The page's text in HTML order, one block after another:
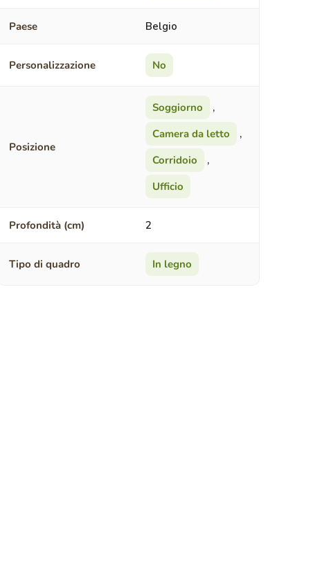
Paese Belgio
Personalizzazione No
Posizione
Soggiorno
,
Camera da letto
,
Corridoio
,
Ufficio
Profondità (cm) 2
Tipo di quadro In legno